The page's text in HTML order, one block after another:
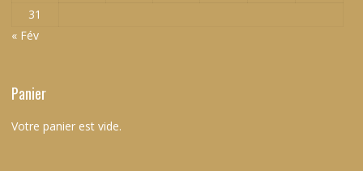
31
« Fév
Panier
Votre panier est vide.